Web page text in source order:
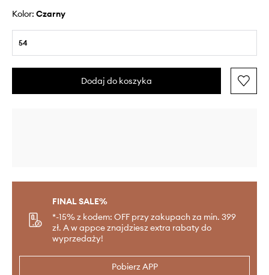
Kolor: czarny
54
Dodaj do koszyka
FINAL SALE%
*-15% z kodem: OFF przy zakupach za min. 399
zł. A w appce znajdziesz extra rabaty do
wyprzedaży!
Pobierz APP